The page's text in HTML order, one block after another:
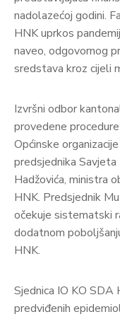
nadolazećoj godini.
HNK uprkos
naveo, odgovornog
sredstava kroz cijeli
Izvršni odbor
provedene
Općinske
predsjednika Savjeta
Hadžovića, ministra
HNK. Predsjednik
očekuje sistematski
dodatnom
HNK.
Sjednica IO KO SDA
predviđenih